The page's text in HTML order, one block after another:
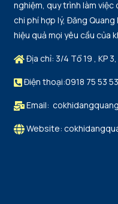
nghiệm, quy trình làm
chi phí hợp lý, Đăng
hiệu quả mọi yêu cầu của
Địa chỉ: 3/4 Tổ 19 , KP
Điện thoại:0918 75 53 53
Email:
Website: